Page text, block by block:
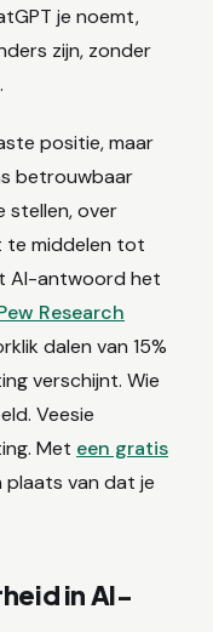
je noemt,
zijn, zonder
positie, maar
betrouwbaar
stellen, over
te middelen tot
AI-antwoord het
Research
dalen van 15%
verschijnt. Wie
Veesie
Met een gratis
van dat je
in AI-